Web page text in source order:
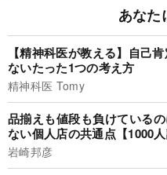
あなた
【精神科医が教える】自己
ないたった1つの考え方
精神科医 Tomy
品揃えも値段も負けている
ない個人店の共通点【1000人
岩崎邦彦